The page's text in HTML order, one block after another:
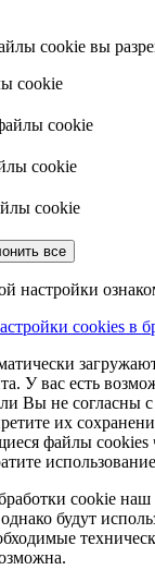
cookie вы
cookie
cookie
cookie
cookie
все
настройки
cookies в
У вас есть
Вы не согласны с
их
файлы cookies
cookie наш
будут